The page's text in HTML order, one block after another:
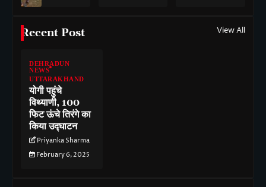
Recent Post View All
DEHRADUN
NEWS
UTTARAKHAND
योगी पहुंचे
विथ्याणी, 100
फिट ऊंचे तिरंगे का
किया उद्घाटन
Priyanka Sharma
February 6, 2025